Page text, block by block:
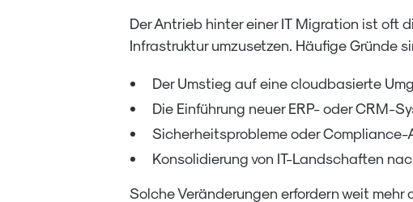
Der Antrieb hinter einer IT Migration ist oft
Infrastruktur umzusetzen. Häufige Gründe
Der Umstieg auf eine cloudbasierte
Die Einführung neuer ERP- oder CRM-
Sicherheitsprobleme oder Compliance-
Konsolidierung von IT-Landschaften
Solche Veränderungen erfordern weit mehr